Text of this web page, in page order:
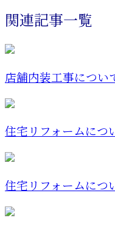
関連記事一覧
店舗内装工事につい
住宅リフォームにつ
住宅リフォームにつ